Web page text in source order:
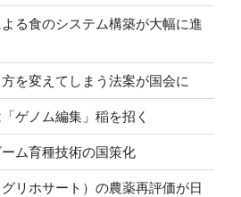
る食のシステム構築が大幅に進
を変えてしまう法案が国会に
ゲノム編集」稲を招く
ム育種技術の国策化
リホサート）の農薬再評価が日